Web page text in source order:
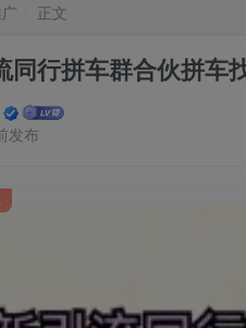
正文
同行拼车群合伙拼车
发布